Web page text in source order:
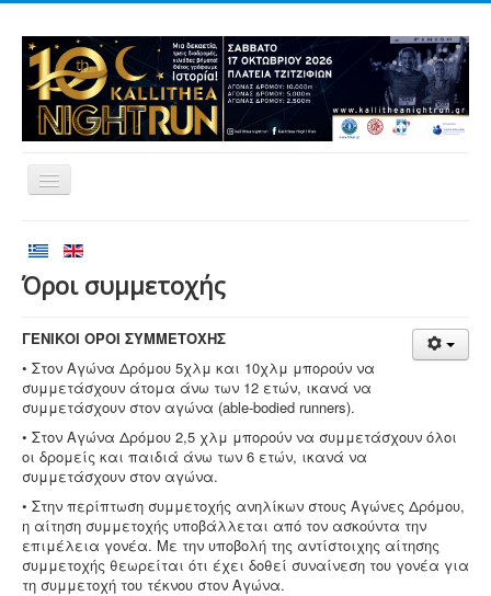
Εθελοντισμός
Δρομείς
Εγγραφές
Αποτελέσματα
Νέα
Χορηγοί
Επικοινωνία
Όροι συμμετοχής
ΓΕΝΙΚΟΙ ΟΡΟΙ ΣΥΜΜΕΤΟΧΗΣ
• Στον Αγώνα Δρόμου 5χλμ και 10χλμ μπορούν να
συμμετάσχουν άτομα άνω των 12 ετών, ικανά να
συμμετάσχουν στον αγώνα (able-bodied runners).
• Στον Αγώνα Δρόμου 2,5 χλμ μπορούν να συμμετάσχουν όλοι
οι δρομείς και παιδιά άνω των 6 ετών, ικανά να
συμμετάσχουν στον αγώνα.
• Στην περίπτωση συμμετοχής ανηλίκων στους Αγώνες Δρόμου,
η αίτηση συμμετοχής υποβάλλεται από τον ασκούντα την
επιμέλεια γονέα. Με την υποβολή της αντίστοιχης αίτησης
συμμετοχής θεωρείται ότι έχει δοθεί συναίνεση του γονέα για
τη συμμετοχή του τέκνου στον Αγώνα.